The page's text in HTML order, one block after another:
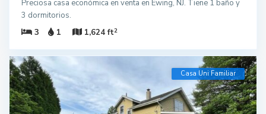
Preciosa casa económica en venta en Ewing, NJ. Tiene 1 baño y
3 dormitorios.
3
1 1,624 ft2
Casa Uni Familiar